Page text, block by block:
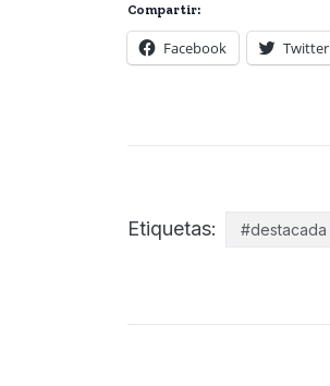
Compartir:
Facebook Twitter
Etiquetas: #destacada